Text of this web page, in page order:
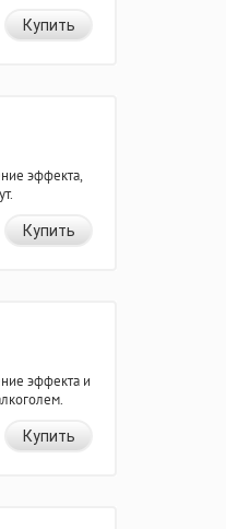
Купить
эффекта,
Купить
эффекта и
Купить